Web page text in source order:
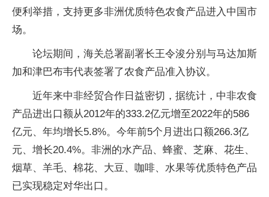
便利举措，支持更多非洲优质特色农食产品进入中国市
场。
论坛期间，海关总署副署长王令浚分别与马达加斯
加和津巴布韦代表签署了农食产品准入协议。
近年来中非经贸合作日益密切，据统计，中非农食
产品进出口额从2012年的333.2亿元增至2022年的586
亿元、年均增长5.8%。今年前5个月进出口额266.3亿
元、增长20.4%。非洲的水产品、蜂蜜、芝麻、花生、
烟草、羊毛、棉花、大豆、咖啡、水果等优质特色产品
已实现稳定对华出口。